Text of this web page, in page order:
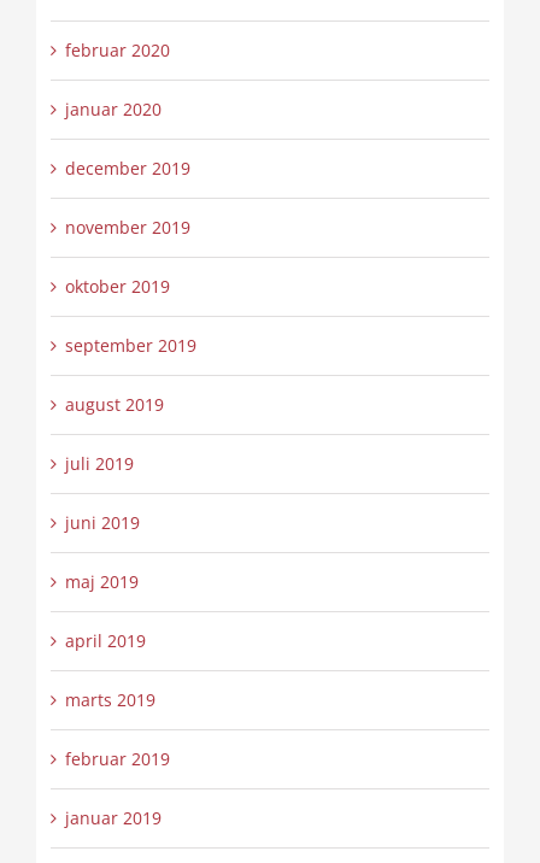
februar 2020
januar 2020
december 2019
november 2019
oktober 2019
september 2019
august 2019
juli 2019
juni 2019
maj 2019
april 2019
marts 2019
februar 2019
januar 2019